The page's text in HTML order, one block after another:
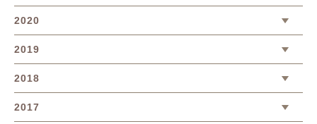
2020
2019
2018
2017